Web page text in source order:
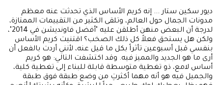
ديور سكين ستار ... إنه كريم الأساس الذي تحدثت عنه معظم
مدونات الجمال حول العالم، وتلقى الكثير من التقييمات الممتازة،
لدرجة أن البعض منهن أطلقن عليه "أفضل فاونديشن في 2014"،
ولكن هل يستحق فعلاً كل ذلك الصخب؟ اقتنيت كريم الأساس
بنفسي قبل أسبوعين تأثراً بكل ما قيل عنه، لأنني أردت بالفعل أن
أرى ما هو الجديد والمميز فيه. وقد اكتشفت التالي: هو كريم
أساس لامع، ذو تغطية متوسطة قابلة للبناء إلى تغطية كلية،
والجميل فيه هو أنه مهما أكثرتِ من وضع طبقة فوق طبقة